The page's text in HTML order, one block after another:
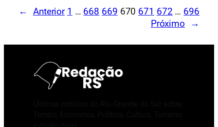
← Anterior 1 … 668 669 670 671 672 … 696
Próximo
→